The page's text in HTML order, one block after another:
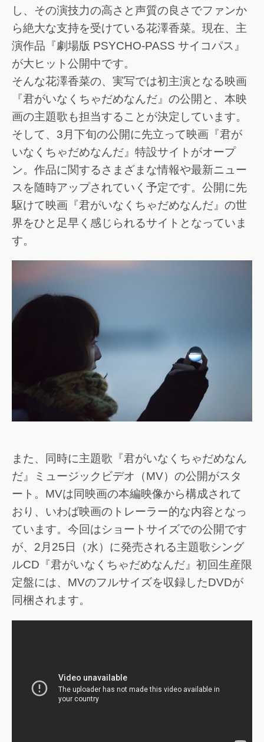
し、その演技力の高さと声質の良さでファンか
ら絶大な支持を受けている花澤香菜。現在、主
演作品『劇場版 PSYCHO-PASS サイコパス』
が大ヒット公開中です。
そんな花澤香菜の、実写では初主演となる映画
『君がいなくちゃだめなんだ』の公開と、本映
画の主題歌も担当することが決定しています。
そして、3月下旬の公開に先立って映画『君が
いなくちゃだめなんだ』特設サイトがオープ
ン。作品に関するさまざまな情報や最新ニュー
スを随時アップされていく予定です。公開に先
駆けて映画『君がいなくちゃだめなんだ』の世
界をひと足早く感じられるサイトとなっていま
す。
また、同時に主題歌『君がいなくちゃだめなん
だ』ミュージックビデオ（MV）の公開がスタ
ート。MVは同映画の本編映像から構成されて
おり、いわば映画のトレーラー的な内容となっ
ています。今回はショートサイズでの公開です
が、2月25日（水）に発売される主題歌シング
ルCD『君がいなくちゃだめなんだ』初回生産限
定盤には、MVのフルサイズを収録したDVDが
同梱されます。